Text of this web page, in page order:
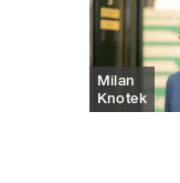
Milan
Knotek